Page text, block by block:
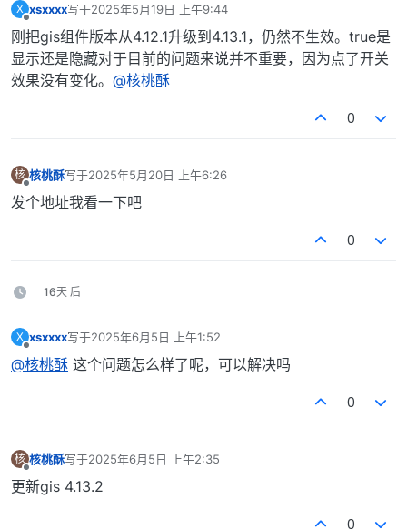
X xsxxxx写于2025年5月19日 上午9:44
最后由 编辑
刚把gis组件版本从4.12.1升级到4.13.1，仍然不生效。true是
显示还是隐藏对于目前的问题来说并不重要，因为点了开关
效果没有变化。 @核桃酥
0
核 核桃酥写于2025年5月20日 上午6:26
最后由 编辑
发个地址我看一下吧
0
16天 后
X xsxxxx写于2025年6月5日 上午1:52
最后由 编辑
@核桃酥 这个问题怎么样了呢，可以解决吗
0
核 核桃酥写于2025年6月5日 上午2:35
最后由 编辑
更新gis 4.13.2
0